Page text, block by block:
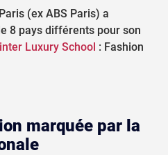
(ex ABS Paris) a
8 pays différents pour son
Luxury School : Fashion
marquée par la